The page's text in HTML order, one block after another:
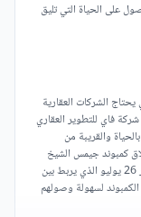
على الحياة التي تليق
الشركات العقارية
فاي للتطوير العقاري
والقريبة من
كمبوند جيمس الشيخ
زايد Gems New Zayed Compound بالقرب من محور 26 يوليو الذي يربط بين
لسهولة وصولهم